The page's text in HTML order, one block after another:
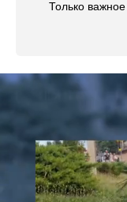
Только